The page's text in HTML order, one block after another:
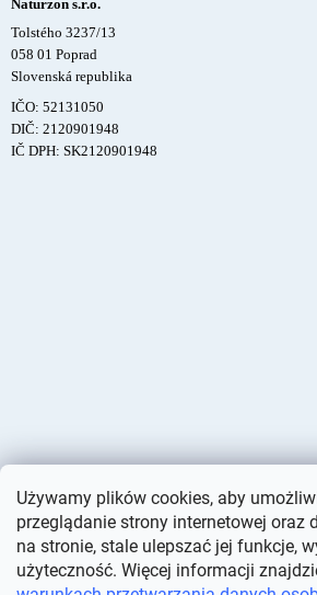
Używamy plików cookies, aby
przeglądanie strony internetowej oraz
na stronie, stale ulepszać jej funkcje,
użyteczność. Więcej informacji
Naturzon s.r.o.
Tolstého 3237/13
058 01 Poprad
Slovenská republika
IČO: 52131050
DIČ: 2120901948
IČ DPH: SK2120901948